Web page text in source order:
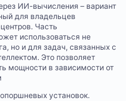
ИИ-вычисления – вариант
для владельцев
Часть
использоваться не
но и для задач, связанных с
Это позволяет
мощности в зависимости от
установок.